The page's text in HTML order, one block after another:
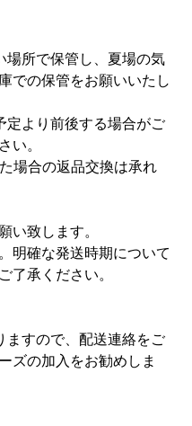
場所で保管し、夏場の気
での保管をお願いいたし
定より前後する場合がご
い。
場合の返品交換は承れ
い致します。
明確な発送時期について
了承ください。
ますので、配送連絡をご
ズの加入をお勧めしま